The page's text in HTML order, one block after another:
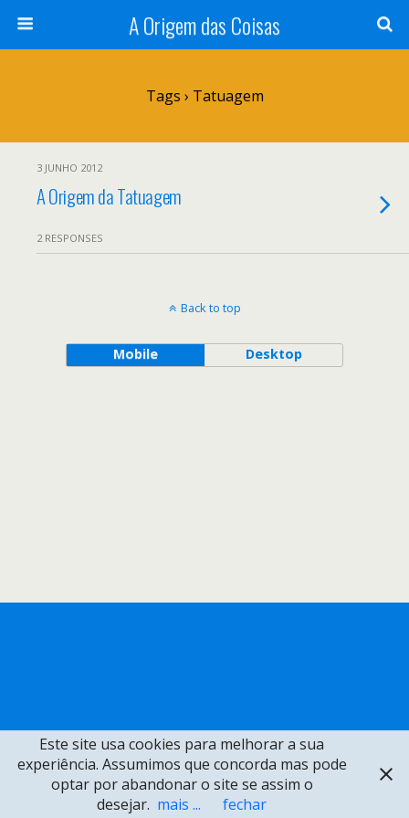
A Origem das Coisas
Tags › Tatuagem
3 JUNHO 2012
A Origem da Tatuagem
2 RESPONSES
Back to top
Mobile Desktop
Este site usa cookies para melhorar a sua
experiência. Assumimos que concorda mas pode
optar por abandonar o site se assim o
desejar. mais ... fechar